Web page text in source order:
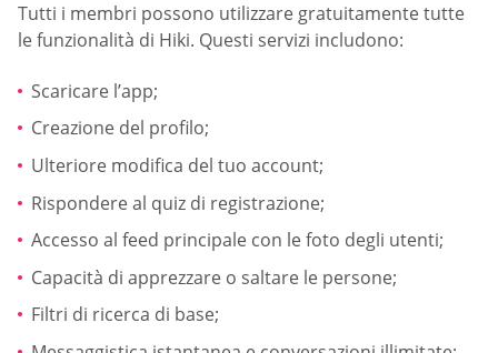
Tutti i membri possono utilizzare gratuitamente tutte
le funzionalità di Hiki. Questi servizi includono:
Scaricare l’app;
Creazione del profilo;
Ulteriore modifica del tuo account;
Rispondere al quiz di registrazione;
Accesso al feed principale con le foto degli utenti;
Capacità di apprezzare o saltare le persone;
Filtri di ricerca di base;